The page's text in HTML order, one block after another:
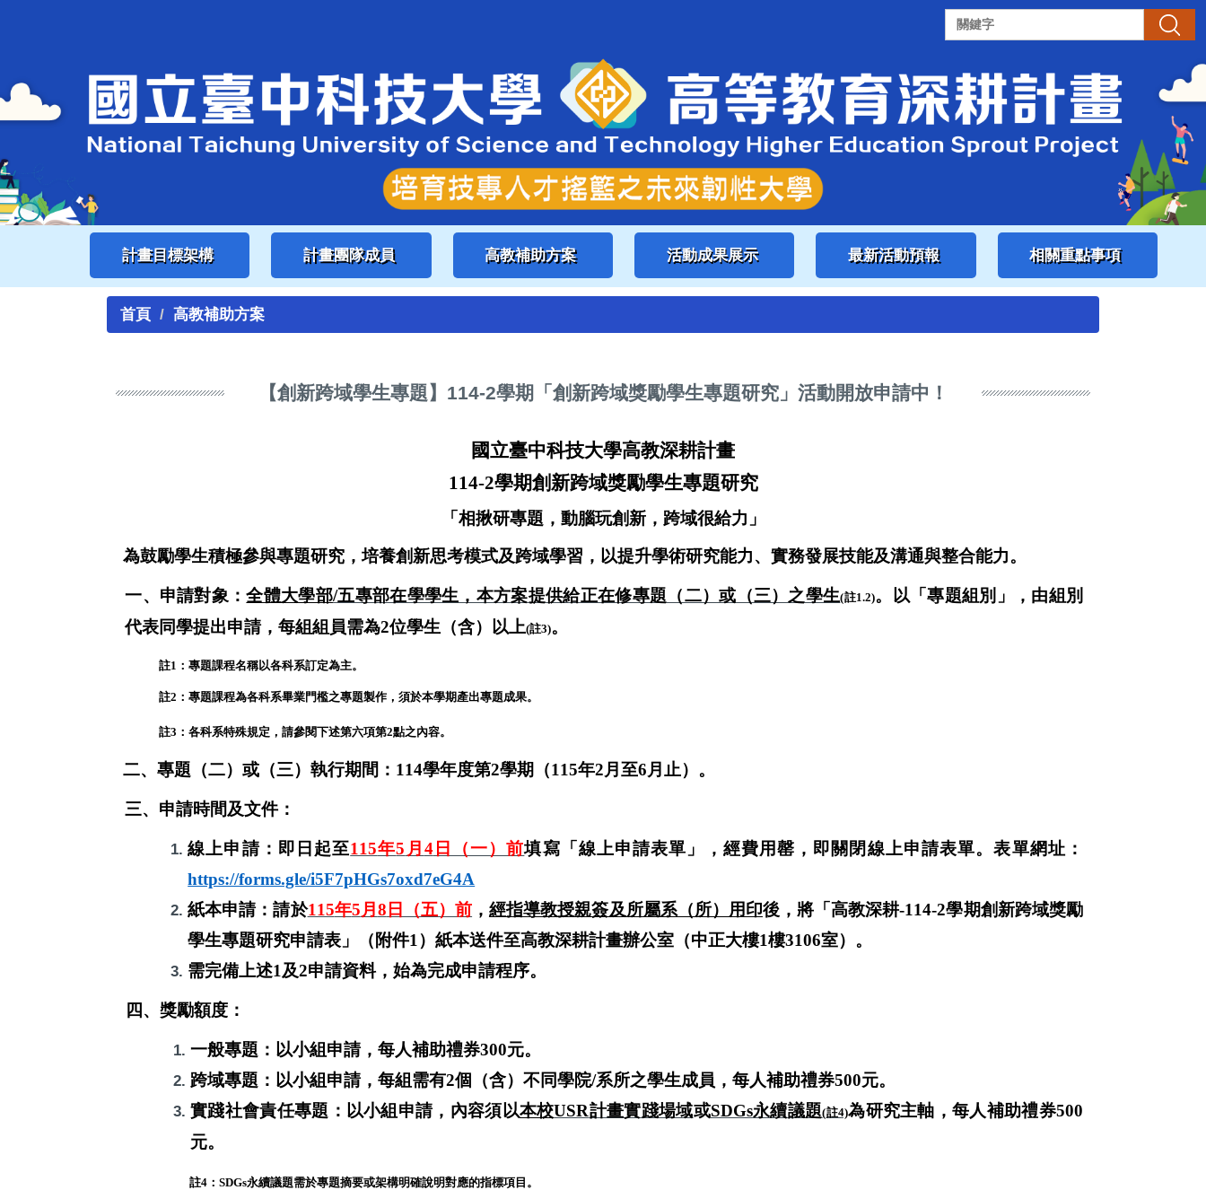
內
容
區
搜尋
計畫目標架構 計畫團隊成員 高教補助方案 活動成果展示 最新活動預報 相關重點事項
首頁 高教補助方案
【創新跨域學生專題】114-2學期「創新跨域獎勵學生專題研究」活動開放申請中！
國立臺中科技大學高教深耕計畫
114-2學期創新跨域獎勵學生專題研究
「 相揪研專題，動腦玩創新，跨域很給力 」
為鼓勵學生積極參與專題研究，培養創新思考模式及跨域學習，以提升學術研究能力、實務發展技能及溝通與整合能力。
一、申請對象：全體大學部/五專部在學學生，本方案提供給正在修專題（二）或（三）之學生(註1.2)。以「專題組別」，由組別
代表同學提出申請，每組組員需為2位學生（含）以上(註3)。
註1 ：專題課程名稱以各科系訂定為主。
註2 ：專題課程為各科系畢業門檻之專題製作，須於本學期產出專題成果。
註3 ：各科系特殊規定，請參閱下述第六項第2點之內容。
二、專題（二）或（三）執行期間： 114學年度第2學期（115年2月至6月止）。
三、申請時間及文件：
線上申請：即日起至115年5 月 4日（一）前填寫「線上申請表單」，經費用罄，即關閉線上申請表單。表單網址：
https://forms.gle/i5F7pHGs7oxd7eG4A
紙本申請：請於115年5月 8 日（五）前 ，經指導教授親簽及所屬系（所）用印後，將「高教深耕-114-2學期創新跨域獎勵
學生專題研究申請表」（附件1）紙本送件至高教深耕計畫辦公室（中正大樓1樓3106室）。
需完備上述1及2申請資料，始為完成申請程序。
四、獎勵額度：
一般專題：以小組申請，每人補助禮券300元。
跨域專題：以小組申請，每組需有2個（含）不同學院/系所之學生成員，每人補助禮券500元。
實踐社會責任專題：以小組申請，內容須以本校USR計畫實踐場域或SDGs永續議題(註4)為研究主軸，每人補助禮券500
元。
註4 ：SDGs永續議題需於專題摘要或架構明確說明對應的指標項目。